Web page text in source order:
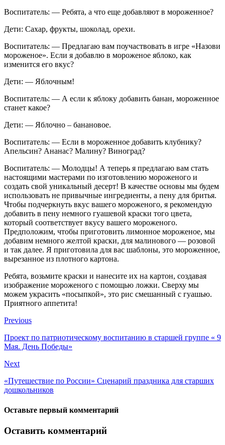
Воспитатель: — Ребята, а что еще добавляют в мороженное?
Дети: Сахар, фрукты, шоколад, орехи.
Воспитатель: — Предлагаю вам поучаствовать в игре «Назови
мороженое». Если я добавлю в мороженое яблоко, как
изменится его вкус?
Дети: — Яблочным!
Воспитатель: — А если к яблоку добавить банан, мороженное
станет какое?
Дети: — Яблочно – банановое.
Воспитатель: — Если в мороженное добавить клубнику?
Апельсин? Ананас? Малину? Виноград?
Воспитатель: — Молодцы! А теперь я предлагаю вам стать
настоящими мастерами по изготовлению мороженого и
создать свой уникальный десерт! В качестве основы мы будем
использовать не привычные ингредиенты, а пену для бритья.
Чтобы подчеркнуть вкус вашего мороженого, я рекомендую
добавить в пену немного гуашевой краски того цвета,
который соответствует вкусу вашего мороженого.
Предположим, чтобы приготовить лимонное мороженое, мы
добавим немного желтой краски, для малинового — розовой
и так далее. Я приготовила для вас шаблоны, это мороженное,
вырезанное из плотного картона.
Ребята, возьмите краски и нанесите их на картон, создавая
изображение мороженого с помощью ложки. Сверху мы
можем украсить «посыпкой», это рис смешанный с гуашью.
Приятного аппетита!
Previous
Проект по патриотическому воспитанию в старшей группе « 9
Мая. День Победы»
Next
«Путешествие по России» Сценарий праздника для старших
дошкольников
Оставьте первый комментарий
Оставить комментарий